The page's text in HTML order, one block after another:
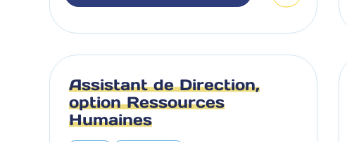
Assistant de Direction,
option Ressources
Humaines